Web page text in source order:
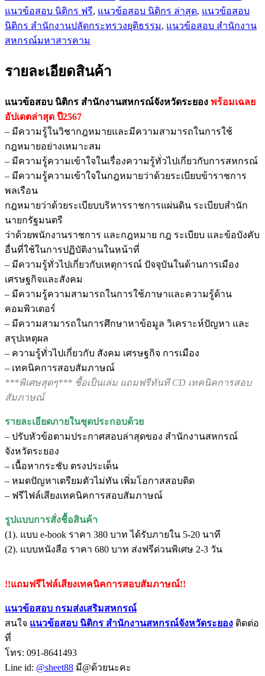
แนวข้อสอบ นิติกร ฟรี, แนวข้อสอบ นิติกร ล่าสุด, แนวข้อสอบ
นิติกร สำนักงานปลัดกระทรวงยุติธรรม, แนวข้อสอบ สำนักงาน
สหกรณ์มหาสารคาม
รายละเอียดสินค้า
แนวข้อสอบ นิติกร สำนักงานสหกรณ์จังหวัดระยอง พร้อมเฉลย
อัปเดตล่าสุด ปี2567
– มีความรู้ในวิชากฎหมายและมีความสามารถในการใช้
กฎหมายอย่างเหมาะสม
– มีความรู้ความเข้าใจในเรื่องความรู้ทั่วไปเกี่ยวกับการสหกรณ์
– มีความรู้ความเข้าใจในกฎหมายว่าด้วยระเบียบข้าราชการ
พลเรือน
กฎหมายว่าด้วยระเบียบบริหารราชการแผ่นดิน ระเบียบสำนัก
นายกรัฐมนตรี
ว่าด้วยพนักงานราชการ และกฎหมาย กฎ ระเบียบ และข้อบังคับ
อื่นที่ใช้ในการปฏิบัติงานในหน้าที่
– มีความรู้ทั่วไปเกี่ยวกับเหตุการณ์ ปัจจุบันในด้านการเมือง
เศรษฐกิจและสังคม
– มีความรู้ความสามารถในการใช้ภาษาและความรู้ด้าน
คอมพิวเตอร์
– มีความสามารถในการศึกษาหาข้อมูล วิเคราะห์ปัญหา และ
สรุปเหตุผล
– ความรู้ทั่วไปเกี่ยวกับ สังคม เศรษฐกิจ การเมือง
– เทคนิคการสอบสัมภาษณ์
***พิเศษสุดๆ*** ชื้อเป็นเล่ม แถมฟรีทันที CD เทคนิคการสอบ
สัมภาษณ์
รายละเอียดภายในชุดประกอบด้วย
– ปรับหัวข้อตามประกาศสอบล่าสุดของ สำนักงานสหกรณ์
จังหวัดระยอง
– เนื้อหากระชับ ตรงประเด็น
– หมดปัญหาเตรียมตัวไม่ทัน เพิ่มโอกาสสอบติด
– ฟรีไฟล์เสียงเทคนิคการสอบสัมภาษณ์
รูปแบบการสั่งชื้อสินค้า
(1). แบบ e-book ราคา 380 บาท ได้รับภายใน 5-20 นาที
(2). แบบหนังสือ ราคา 680 บาท ส่งฟรีด่วนพิเศษ 2-3 วัน
!!แถมฟรีไฟล์เสียงเทคนิคการสอบสัมภาษณ์!!
แนวข้อสอบ กรมส่งเสริมสหกรณ์
สนใจ แนวข้อสอบ นิติกร สำนักงานสหกรณ์จังหวัดระยอง ติดต่อ
ที่
โทร: 091-8641493
Line id: @sheet88 มี@ด้วยนะคะ